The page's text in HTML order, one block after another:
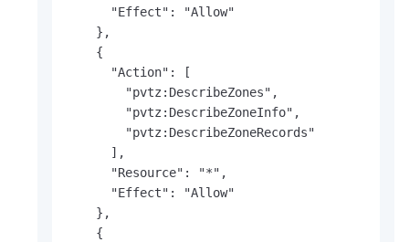
      "Effect": "Allow"
    },
    {
      "Action": [
        "pvtz:DescribeZones",
        "pvtz:DescribeZoneInfo",
        "pvtz:DescribeZoneRecords"
      ],
      "Resource": "*",
      "Effect": "Allow"
    },
    {